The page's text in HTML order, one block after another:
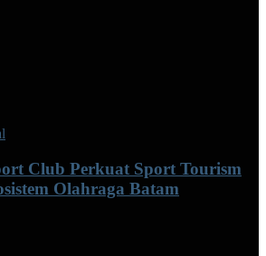
Club Perkuat Sport Tourism
Olahraga Batam